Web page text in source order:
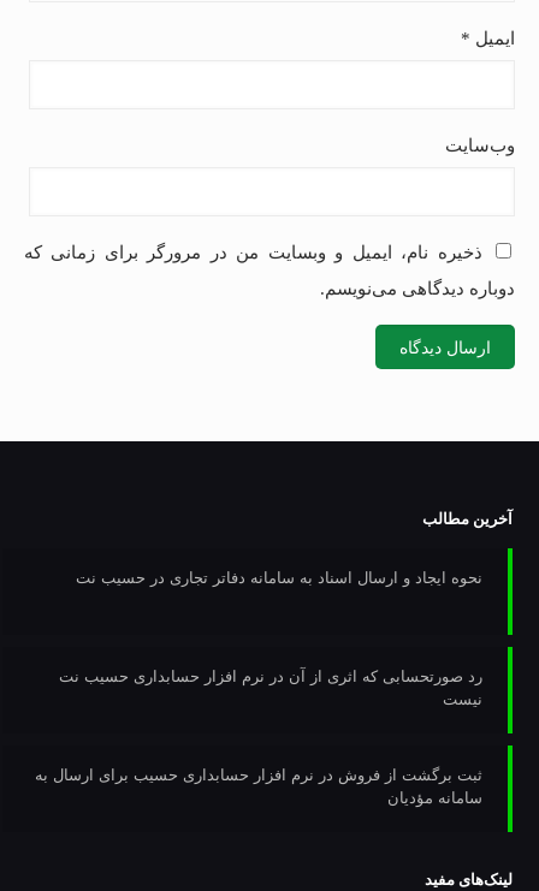
ایمیل *
وب‌سایت
ذخیره نام، ایمیل و وبسایت من در مرورگر برای زمانی که
دوباره دیدگاهی می‌نویسم.
آخرین مطالب
نحوه ایجاد و ارسال اسناد به سامانه دفاتر تجاری در حسیب نت
رد صورتحسابی که اثری از آن در نرم افزار حسابداری حسیب نت
نیست
ثبت برگشت از فروش در نرم افزار حسابداری حسیب برای ارسال به
سامانه مؤدیان
لینک‌های مفید